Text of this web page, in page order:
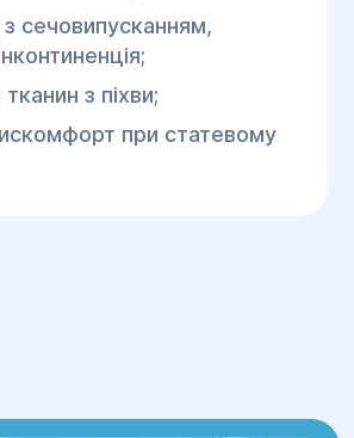
сечовипусканням,
з піхви;
при статевому